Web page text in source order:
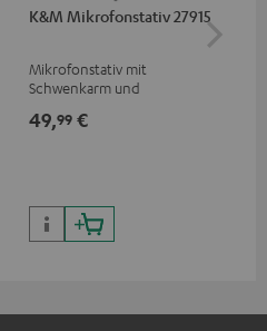
K&M Mikrofonstativ 27915
Mikrofonstativ mit
Schwenkarm und
alle gängigen Mikrofone (z. B.
49,99 €